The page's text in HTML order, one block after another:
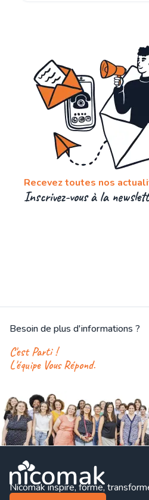
Recevez toutes nos
Inscrivez-vous à la
Besoin de plus d'informations ?
C'est Parti !
L'équipe Vous Répond.
Nicomak inspire, forme,